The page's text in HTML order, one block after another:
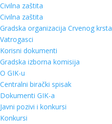
Civilna zaštita
Civilna zaštita
Gradska organizacija Crvenog krsta
Vatrogasci
Korisni dokumenti
Gradska izborna komisija
O GIK-u
Centralni birački spisak
Dokumenti GIK-a
Javni pozivi i konkursi
Konkursi